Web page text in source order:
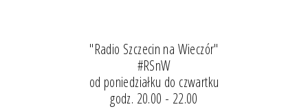
"Radio Szczecin na Wieczór"
#RSnW
od poniedziałku do czwartku
godz. 20.00 - 22.00